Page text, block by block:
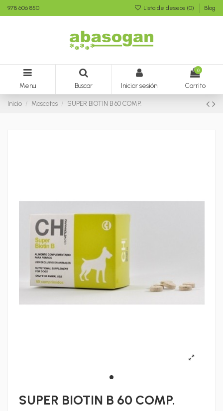
978 606 850 Lista de deseos (0) Blog
Menu Buscar Iniciar sesión
0
Carrito
Inicio Mascotas SUPER BIOTIN B 60 COMP.
SUPER BIOTIN B 60 COMP.